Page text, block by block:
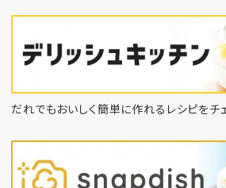
だれでもおいしく簡単に作れるレシピをチ